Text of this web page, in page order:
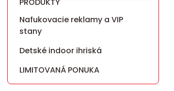
Nafukovacie reklamy a VIP
stany
Detské indoor ihriská
LIMITOVANÁ PONUKA